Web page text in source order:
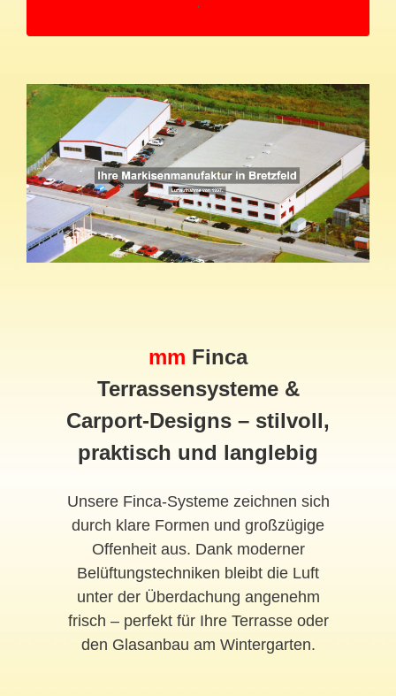
mm Finca
Terrassensysteme &
Carport-Designs – stilvoll,
praktisch und langlebig
Unsere Finca-Systeme zeichnen sich
durch klare Formen und großzügige
Offenheit aus. Dank moderner
Belüftungstechniken bleibt die Luft
unter der Überdachung angenehm
frisch – perfekt für Ihre Terrasse oder
den Glasanbau am Wintergarten.